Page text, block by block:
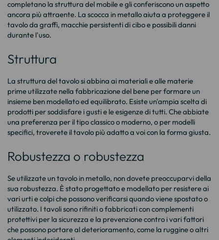
completano la struttura del mobile e gli conferiscono un aspetto
ancora più attraente. La scocca in metallo aiuta a proteggere il
tavolo da graffi, macchie persistenti di cibo e possibili danni
durante l'uso.
Struttura
La struttura del tavolo si abbina ai materiali e alle materie
prime utilizzate nella fabbricazione del bene per formare un
insieme ben modellato ed equilibrato. Esiste un'ampia scelta di
prodotti per soddisfare i gusti e le esigenze di tutti. Che abbiate
una preferenza per il tipo classico o moderno, o per modelli
specifici, troverete il tavolo più adatto a voi con la forma giusta.
Robustezza o robustezza
Se utilizzate un tavolo in metallo, non dovete preoccuparvi della
sua robustezza. È stato progettato e modellato per resistere ai
vari urti e colpi che possono verificarsi quando viene spostato o
utilizzato. I tavoli sono rifiniti o fabbricati con complementi
protettivi per la sicurezza e la prevenzione contro i vari fattori
che possono portare al deterioramento, come la ruggine o altri